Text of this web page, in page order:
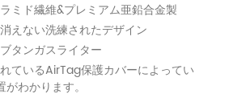
ミド繊維&プレミアム亜鉛合金製
えない洗練されたデザイン
タンガスライター
ているAirTag保護カバーによってい
わかります。